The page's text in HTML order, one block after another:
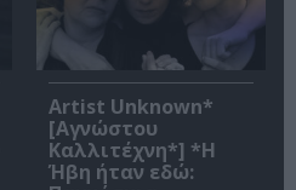
Artist Unknown*
[Αγνώστου
Καλλιτέχνη*] *Η
Ήβη ήταν εδώ: